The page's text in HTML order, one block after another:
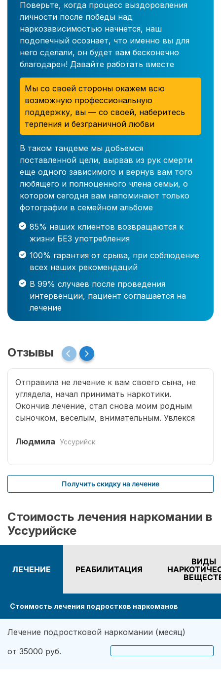
Поверьте, когда процесс выздоровления
личности после победы над
наркозависимостью начнется, наш
подопечный осознает, что именно вы для
него сделали, он будет вам бесконечно
благодарен! Давайте работать вместе
Мы со своей стороны окажем всю
возможную профессиональную
поддержку, вы — со своей, наберитесь
терпения и безграничной любви
В таком тандеме мы добьемся
поставленной цели, вырвав из рук смерти
еще одного зависимого и вернув вам того
любящего и полноценного члена семьи, о
котором сегодня вам напоминают только
фотографии в семейном альбоме
85% наших клиентов возвращаются к
жизни БЕЗ употребления
100% гарантия от срыва, при соблюдение
всех наших рекомендаций
В 99% случаев после проведения
интервенции, пациент соглашается на
лечение
Отзывы
Отправила не лечение к вам своего сына, не
углядела, начал принимать наркотики.
Окончив лечение, стал снова моим родным
сыночком, веселым, внимательным. Увлекся
Страшно подумать, что было бы без помощи
Людмила Уссурийск
Получить скидку на лечение
Стоимость лечения наркомании в
Уссурийске
ЛЕЧЕНИЕ РЕАБИЛИТАЦИЯ
ВИДЫ
Стоимость лечения подростков наркоманов
Лечение подростковой наркомании (месяц)
от 35000 руб.